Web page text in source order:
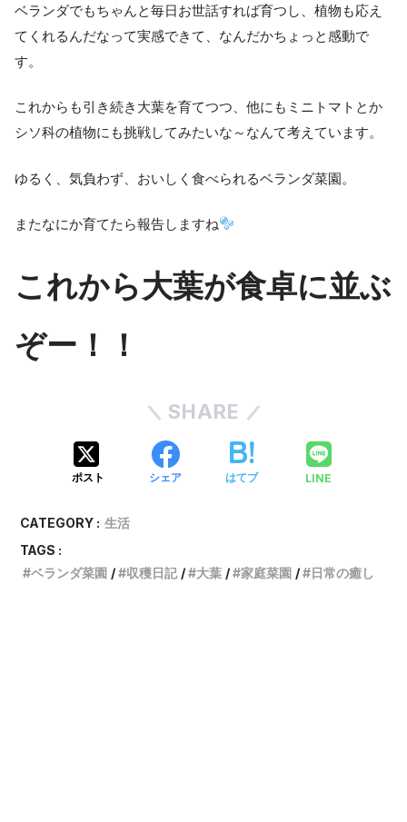
ベランダでもちゃんと毎日お世話すれば育つし、植物も応え
てくれるんだなって実感できて、なんだかちょっと感動で
す。
これからも引き続き大葉を育てつつ、他にもミニトマトとか
シソ科の植物にも挑戦してみたいな～なんて考えています。
ゆるく、気負わず、おいしく食べられるベランダ菜園。
またなにか育てたら報告しますね
これから大葉が食卓に並ぶ
ぞー！！
SHARE
ポスト シェア はてブ LINE
CATEGORY : 生活
TAGS :
ベランダ菜園
収穫日記 大葉 家庭菜園 日常の癒し